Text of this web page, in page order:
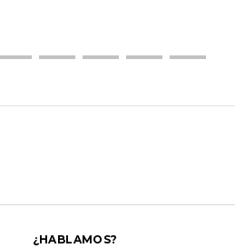
¿HABLAMOS?